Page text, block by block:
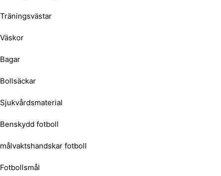
Träningsvästar
Väskor
Bagar
Bollsäckar
Sjukvårdsmaterial
Benskydd fotboll
målvaktshandskar fotboll
Fotbollsmål